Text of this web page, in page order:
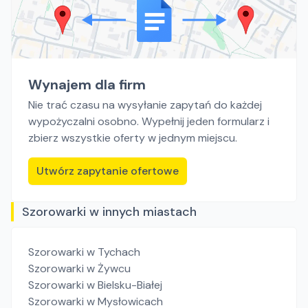
Wynajem dla firm
Nie trać czasu na wysyłanie zapytań do każdej
wypożyczalni osobno. Wypełnij jeden formularz i
zbierz wszystkie oferty w jednym miejscu.
Utwórz zapytanie ofertowe
Szorowarki w innych miastach
Szorowarki w Tychach
Szorowarki w Żywcu
Szorowarki w Bielsku-Białej
Szorowarki w Mysłowicach